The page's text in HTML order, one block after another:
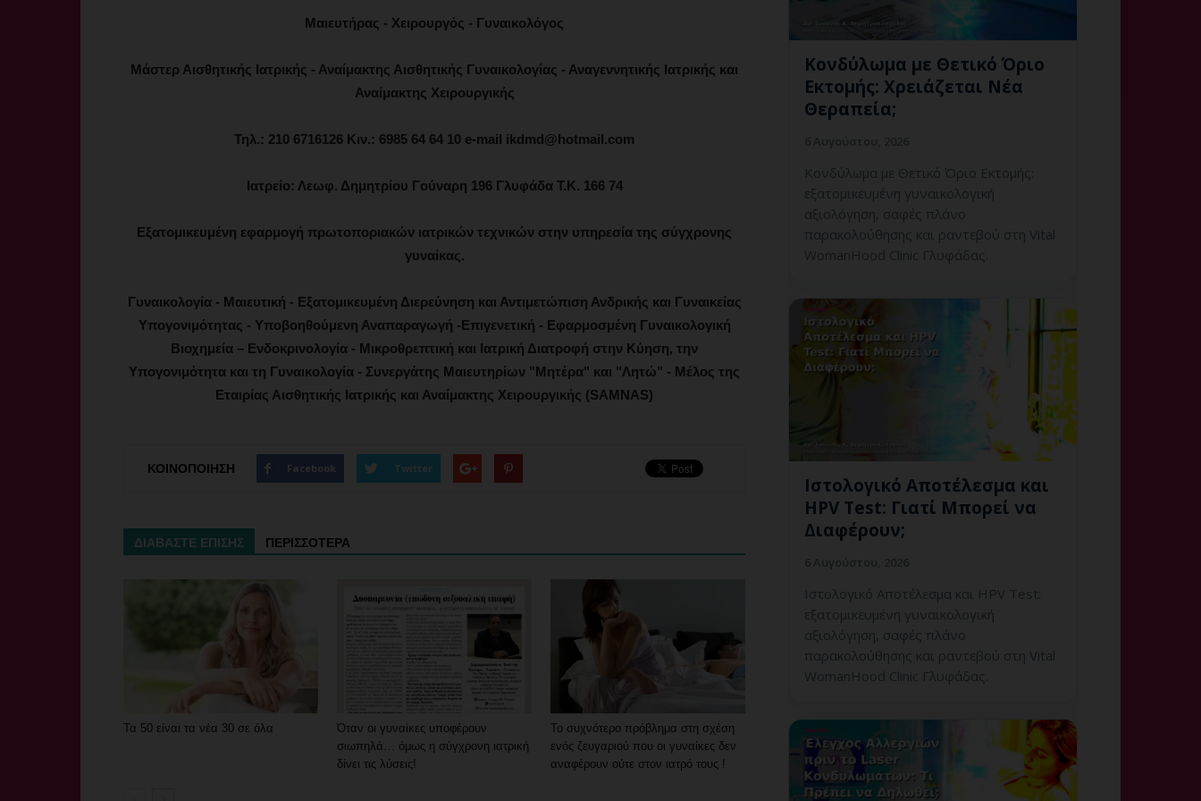
Μαιευτήρας - Χειρουργός - Γυναικολόγος
Μάστερ Αισθητικής Ιατρικής - Αναίμακτης Αισθητικής Γυναικολογίας - Αναγεννητικής Ιατρικής και
Αναίμακτης Χειρουργικής
Τηλ.: 210 6716126 Κιν.: 6985 64 64 10 e-mail ikdmd@hotmail.com
Ιατρείο: Λεωφ. Δημητρίου Γούναρη 196 Γλυφάδα Τ.Κ. 166 74
Εξατομικευμένη εφαρμογή πρωτοποριακών ιατρικών τεχνικών στην υπηρεσία της σύγχρονης
γυναίκας.
Γυναικολογία - Μαιευτική - Εξατομικευμένη Διερεύνηση και Αντιμετώπιση Ανδρικής και Γυναικείας
Υπογονιμότητας - Υποβοηθούμενη Αναπαραγωγή -Επιγενετική - Εφαρμοσμένη Γυναικολογική
Βιοχημεία – Ενδοκρινολογία - Μικροθρεπτική και Ιατρική Διατροφή στην Κύηση, την
Υπογονιμότητα και τη Γυναικολογία - Συνεργάτης Μαιευτηρίων "Μητέρα" και "Λητώ" - Μέλος της
Εταιρίας Αισθητικής Ιατρικής και Αναίμακτης Χειρουργικής (SAMNAS)
ΚΟΙΝΟΠΟΙΗΣΗ Facebook Twitter
ΔΙΑΒΑΣΤΕ ΕΠΙΣΗΣ ΠΕΡΙΣΣΟΤΕΡΑ
Τα 50 είναι τα νέα 30 σε όλα
Όταν οι γυναίκες υποφέρουν
σιωπηλά… όμως η σύγχρονη ιατρική
δίνει τις λύσεις!
Το συχνότερο πρόβλημα στη σχέση
ενός ζευγαριού που οι γυναίκες δεν
αναφέρουν ούτε στον ιατρό τους !
Κονδύλωμα με Θετικό Όριο
Εκτομής: Χρειάζεται Νέα
Θεραπεία;
Κονδύλωμα με Θετικό Όριο Εκτομής:
εξατομικευμένη γυναικολογική
αξιολόγηση, σαφές πλάνο
παρακολούθησης και ραντεβού στη Vital
WomanHood Clinic Γλυφάδας.
Ιστολογικό Αποτέλεσμα και
HPV Test: Γιατί Μπορεί να
Διαφέρουν;
Ιστολογικό Αποτέλεσμα και HPV Test:
εξατομικευμένη γυναικολογική
αξιολόγηση, σαφές πλάνο
παρακολούθησης και ραντεβού στη Vital
WomanHood Clinic Γλυφάδας.